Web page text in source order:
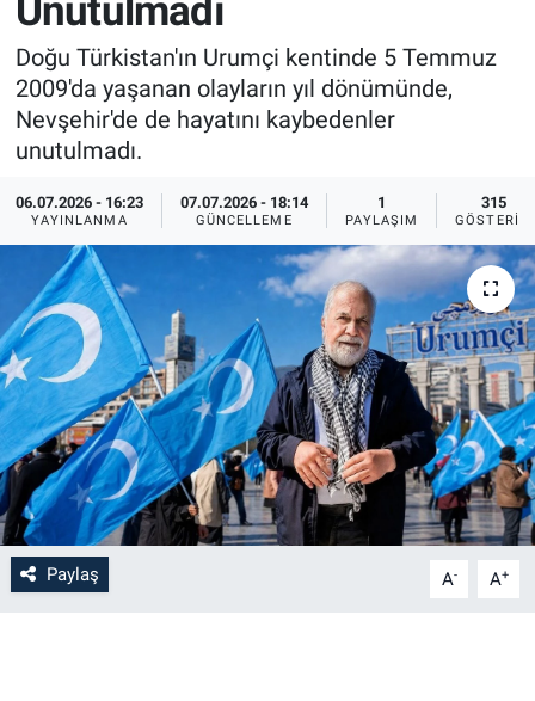
Unutulmadı
Doğu Türkistan'ın Urumçi kentinde 5 Temmuz
2009'da yaşanan olayların yıl dönümünde,
Nevşehir'de de hayatını kaybedenler
unutulmadı.
06.07.2026 - 16:23
YAYINLANMA
07.07.2026 - 18:14
GÜNCELLEME
1
PAYLAŞIM
315
GÖSTERIM
Paylaş A- A+
Sağlık
Yerel
Genel
Asayiş
İlan - Duyuru- Mesaj
Türkiye Gündemi
Sizden Gelenler
Yaşam
Sağlık
Eğitim
Kültür
3.Sayfa
Medya
Bilim-Tek
İlan - Duyuru- Mesaj
Türkiye Gündemi
Sizden Gelenler